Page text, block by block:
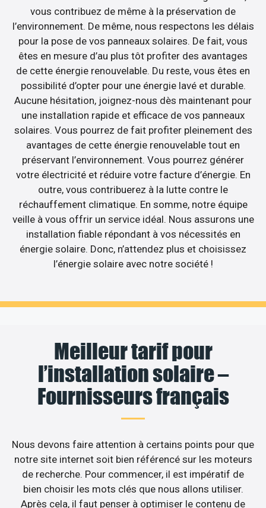
vous contribuez de même à la préservation de
l’environnement. De même, nous respectons les délais
pour la pose de vos panneaux solaires. De fait, vous
êtes en mesure d’au plus tôt profiter des avantages
de cette énergie renouvelable. Du reste, vous êtes en
possibilité d’opter pour une énergie lavé et durable.
Aucune hésitation, joignez-nous dès maintenant pour
une installation rapide et efficace de vos panneaux
solaires. Vous pourrez de fait profiter pleinement des
avantages de cette énergie renouvelable tout en
préservant l’environnement. Vous pourrez générer
votre électricité et réduire votre facture d’énergie. En
outre, vous contribuerez à la lutte contre le
réchauffement climatique. En somme, notre équipe
veille à vous offrir un service idéal. Nous assurons une
installation fiable répondant à vos nécessités en
énergie solaire. Donc, n’attendez plus et choisissez
l’énergie solaire avec notre société !
Meilleur tarif pour
l’installation solaire –
Fournisseurs français
Nous devons faire attention à certains points pour que
notre site internet soit bien référencé sur les moteurs
de recherche. Pour commencer, il est impératif de
bien choisir les mots clés que nous allons utiliser.
Après cela, il faut penser à optimiser le contenu de